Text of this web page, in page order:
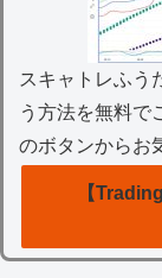
スキャトレふう
う方法を無料で
のボタンからお
【